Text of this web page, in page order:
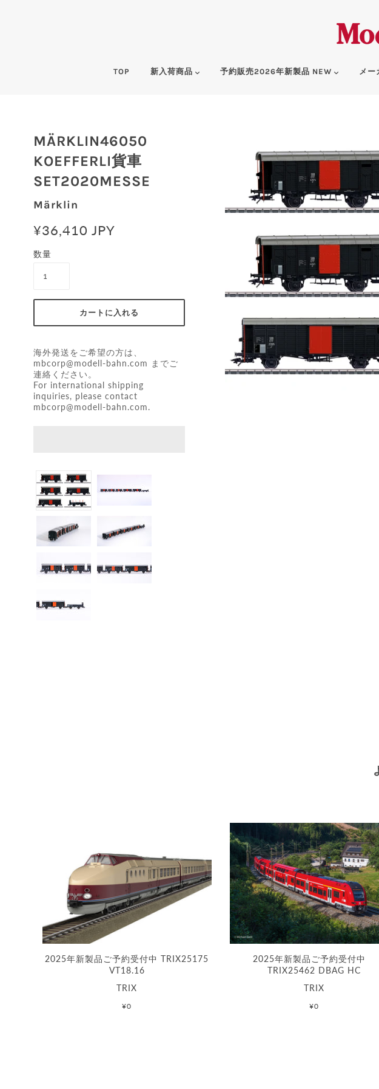
TOP 新入荷商品 予約販売2026年新製品 NEW メ
MÄRKLIN46050
KOEFFERLI貨車
SET2020MESSE
Märklin
¥36,410 JPY
数量
海外発送をご希望の方は、
mbcorp@modell-bahn.com
までご
連絡ください。
For international shipping
inquiries, please contact
mbcorp@modell-bahn.com.
2025年新製品ご予約受付中 TRIX25175
VT18.16
TRIX
¥0
2025年新製品ご予約受付中
TRIX25462 DBAG HC
TRIX
¥0